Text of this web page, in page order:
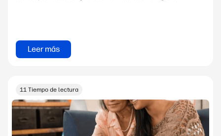
Leer más
11 Tiempo de lectura